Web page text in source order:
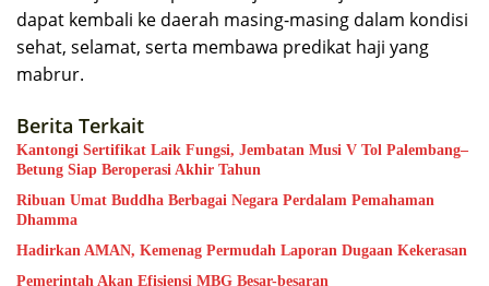
dapat kembali ke daerah masing-masing dalam kondisi
sehat, selamat, serta membawa predikat haji yang
mabrur.
Berita Terkait
Kantongi Sertifikat Laik Fungsi, Jembatan Musi V Tol Palembang–
Betung Siap Beroperasi Akhir Tahun
Ribuan Umat Buddha Berbagai Negara Perdalam Pemahaman
Dhamma
Hadirkan AMAN, Kemenag Permudah Laporan Dugaan Kekerasan
Pemerintah Akan Efisiensi MBG Besar-besaran